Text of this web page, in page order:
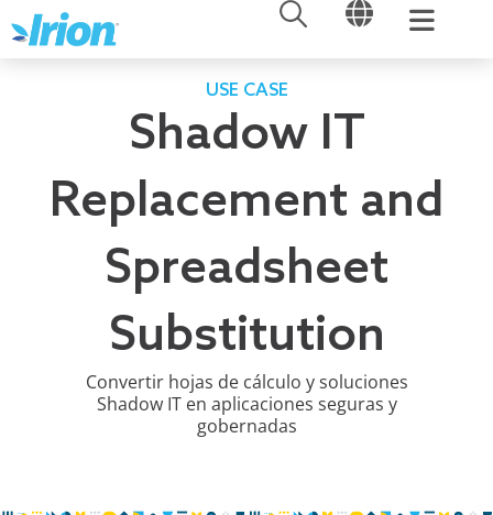
al
contenido
ABRIR ABRIR
USE CASE
Shadow IT
Replacement and
Spreadsheet
Substitution
Convertir hojas de cálculo y soluciones
Shadow IT en aplicaciones seguras y
gobernadas